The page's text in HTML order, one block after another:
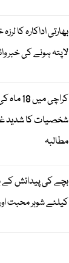
بھارتی اداکارہ کا
لاپتہ ہونے کی خبر
کراچی
شخصیات کا شدید
مطالبہ
بچے کی پیدائش کے
کیلئے شوہر محبت